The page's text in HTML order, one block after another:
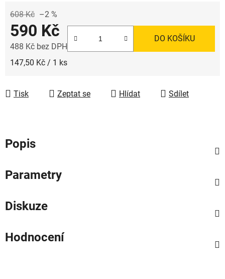
608 Kč –2 %
590 Kč
488 Kč bez DPH
Měrná cena:
147,50 Kč / 1 ks
DO KOŠÍKU
Tisk Zeptat se Hlídat Sdílet
Popis
Parametry
Diskuze
Hodnocení